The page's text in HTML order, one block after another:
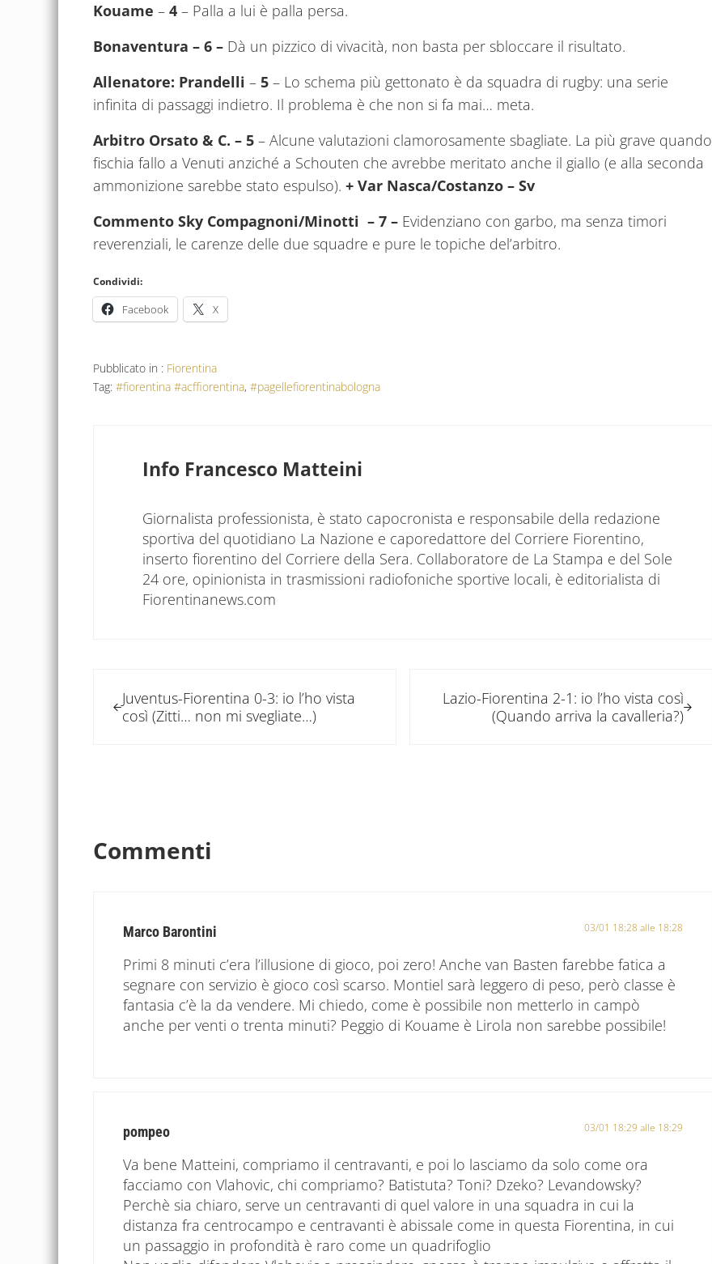
Kouame –4– Palla a lui è palla persa.
Bonaventura – 6 –Dà un pizzico di vivacità, non basta per sbloccare il risultato.
Allenatore: Prandelli –5 – Lo schema più gettonato è da squadra di rugby: una serie
infinita di passaggi indietro. Il problema è che non si fa mai… meta.
Arbitro Orsato & C. – 5 – Alcune valutazioni clamorosamente sbagliate. La più grave quando
fischia fallo a Venuti anziché a Schouten che avrebbe meritato anche il giallo (e alla seconda
ammonizione sarebbe stato espulso). + Var Nasca/Costanzo – Sv
Commento Sky Compagnoni/Minotti – 7 –Evidenziano con garbo, ma senza timori
reverenziali, le carenze delle due squadre e pure le topiche del’arbitro.
Condividi:
Facebook X
Pubblicato in : Fiorentina
Tag: #fiorentina #acffiorentina, #pagellefiorentinabologna
Info Francesco Matteini
Giornalista professionista, è stato capocronista e responsabile della redazione
sportiva del quotidiano La Nazione e caporedattore del Corriere Fiorentino,
inserto fiorentino del Corriere della Sera. Collaboratore de La Stampa e del Sole
24 ore, opinionista in trasmissioni radiofoniche sportive locali, è editorialista di
Fiorentinanews.com
Juventus-Fiorentina 0-3: io l’ho vista
così (Zitti… non mi svegliate…)
Lazio-Fiorentina 2-1: io l’ho vista così
(Quando arriva la cavalleria?)
Commenti
Marco Barontini 03/01 18:28 alle 18:28
Primi 8 minuti c’era l’illusione di gioco, poi zero! Anche van Basten farebbe fatica a
segnare con servizio è gioco così scarso. Montiel sarà leggero di peso, però classe è
fantasia c’è la da vendere. Mi chiedo, come è possibile non metterlo in campò
anche per venti o trenta minuti? Peggio di Kouame è Lirola non sarebbe possibile!
pompeo 03/01 18:29 alle 18:29
Va bene Matteini, compriamo il centravanti, e poi lo lasciamo da solo come ora
facciamo con Vlahovic, chi compriamo? Batistuta? Toni? Dzeko? Levandowsky?
Perchè sia chiaro, serve un centravanti di quel valore in una squadra in cui la
distanza fra centrocampo e centravanti è abissale come in questa Fiorentina, in cui
un passaggio in profondità è raro come un quadrifoglio